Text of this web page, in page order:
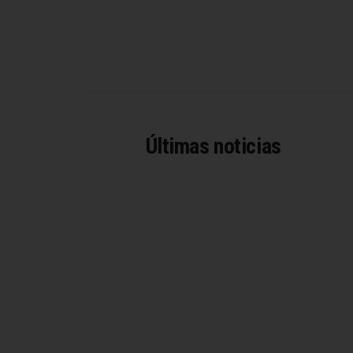
Últimas noticias